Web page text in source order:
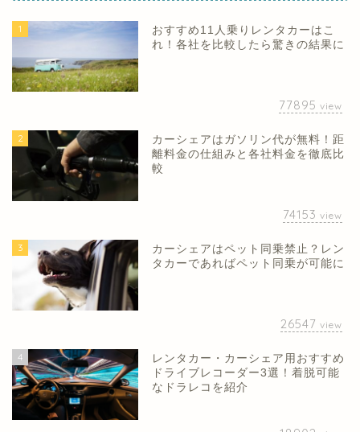
1
おすすめ11人乗りレンタカーはこ
れ！各社を比較したら驚きの結果に
77895 view
2
カーシェアはガソリン代が無料！距
離料金の仕組みと各社料金を徹底比
較
74153 view
3
カーシェアはペット同乗禁止？レン
タカーであればペット同乗が可能に
26547 view
4
レンタカー・カーシェア用おすすめ
ドライブレコーダー3選！着脱可能
なドラレコを紹介